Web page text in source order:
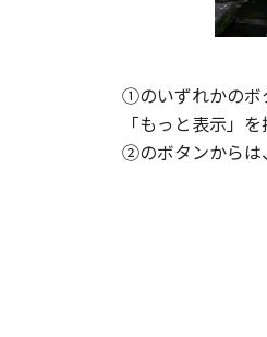
①のいずれかのボ
「もっと表示」
②のボタンからは